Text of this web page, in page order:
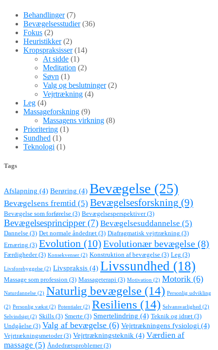
Behandlinger(7)
Bevægelsesstudier(36)
Fokus (2)
Heuristikker(2)
Kropspraksisser(14)
At sidde (1)
Meditation (2)
Søvn (1)
Valg og beslutninger(2)
Vejrtrækning (4)
Leg (4)
Massageforskning (9)
Massagens virkning (8)
Prioritering (1)
Sundhed (1)
Teknologi (1)
Tags
Afslapning (4) Berøring (4) Bevægelse (25)
Bevægelsens fremtid (5) Bevægelsesforskning (9)
Bevægelse som forførelse (3) Bevægelsesperspektiver(3)
Bevægelsesprincipper(7) Bevægelsesuddannelse (5)
Dannelse (3) Det normale åndedræt (3) Diafragmatisk vejrtrækning (3)
Ernæring (3) Evolution (10)Evolutionær bevægelse (8)
Færdigheder(3) Konsekvenser (2) Konstruktion af bevægelse (3) Leg (3)
Livsforebyggelse (2) Livspraksis (4) Livssundhed (18)
Massage som profession (3) Massageterapi (3) Motivation (2) Motorik (6)
Naturdannelse (2) Naturlig bevægelse (14) Personlig udvikling
(2) Personlig vækst (2) Potentialer (2) Resiliens (14) Selvansvarlighed (2)
Selvindsigt (2) Skills (3) Smerte (3) Smertelindring (4) Teknik og idræt (3)
Undgåelse (3) Valg af bevægelse (6) Vejrtrækningens fysiologi (4)
Vejrtrækningsmetoder(3) Vejrtrækningsteknik (4) Værdien af
massage (5) Åndedrætsproblemer(3)